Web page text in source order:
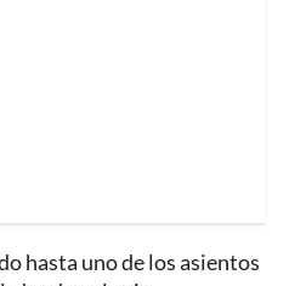
hasta uno de los asientos